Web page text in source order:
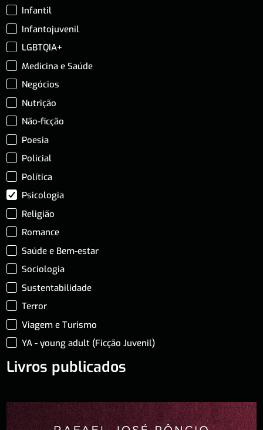
Infantil
Infantojuvenil
LGBTQIA+
Medicina e Saúde
Negócios
Nutrição
Não-ficção
Poesia
Policial
Política
Psicologia
Religião
Romance
Saúde e Bem-estar
Sociologia
Sustentabilidade
Terror
Viagem e Turismo
YA - young adult (Ficção Juvenil)
Livros publicados